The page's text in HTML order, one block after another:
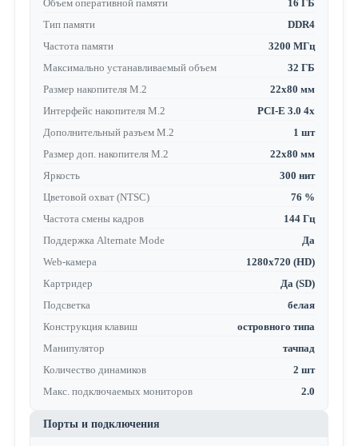
Объем оперативной памяти
16 ГБ
Тип памяти
DDR4
Частота памяти
3200 МГц
Максимально устанавливаемый объем
32 ГБ
Размер накопителя M.2
22x80 мм
Интерфейс накопителя M.2
PCI-E 3.0 4x
Дополнительный разъем M.2
1 шт
Размер доп. накопителя M.2
22x80 мм
Яркость
300 нит
Цветовой охват (NTSC)
76 %
Частота смены кадров
144 Гц
Поддержка Alternate Mode
Да
Web-камера
1280x720 (HD)
Картридер
Да (SD)
Подсветка
белая
Конструкция клавиш
островного типа
Манипулятор
тачпад
Количество динамиков
2 шт
Макс. подключаемых мониторов
2.0
Порты и подключения